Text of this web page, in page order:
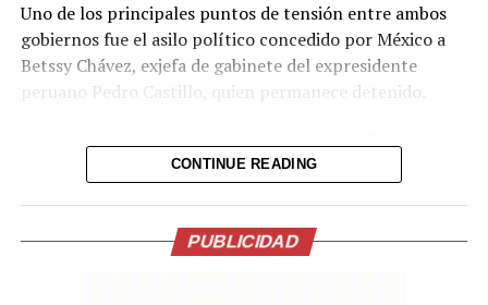
Me gusta esto:
Uno de los principales puntos de tensión entre ambos
gobiernos fue el asilo político concedido por México a
Betssy Chávez, exjefa de gabinete del expresidente
peruano Pedro Castillo, quien permanece detenido.
informó durante su conferencia diaria que Chávez había
condición de su Gobierno para avanzar en el
restablecimiento de las relaciones diplomáticas.
CONTINUE READING
PUBLICIDAD